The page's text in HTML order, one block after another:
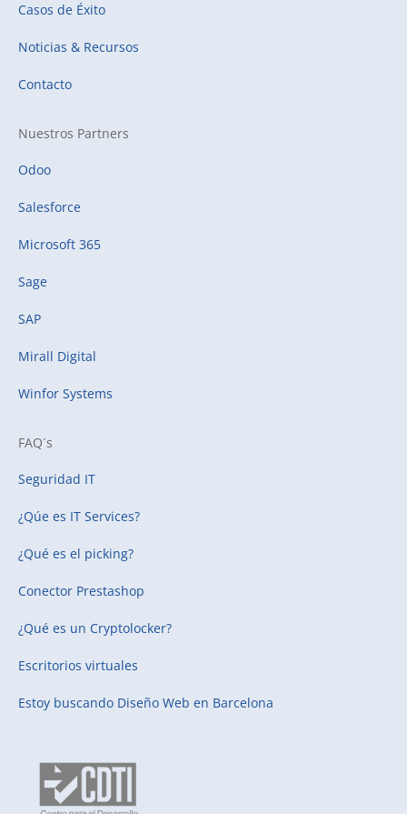
Casos de Éxito
Noticias & Recursos
Contacto
Nuestros Partners
Odoo
Salesforce
Microsoft 365
Sage
SAP
Mirall Digital
Winfor Systems
FAQ´s
Seguridad IT
¿Qúe es IT Services?
¿Qué es el picking?
Conector Prestashop
¿Qué es un Cryptolocker?
Escritorios virtuales
Estoy buscando Diseño Web en Barcelona